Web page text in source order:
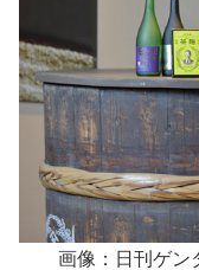
画像：日刊ゲン